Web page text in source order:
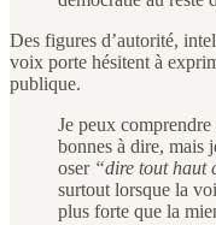
Des figures d’autorité,
voix porte hésitent à
publique.
Je peux
bonnes à dire, mais
oser “dire tout haut
surtout lorsque la
plus forte que la